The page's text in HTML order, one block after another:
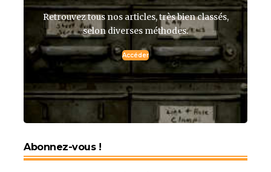
Retrouvez tous nos articles, très bien classés,
selon diverses méthodes.
Accéder
Abonnez-vous !